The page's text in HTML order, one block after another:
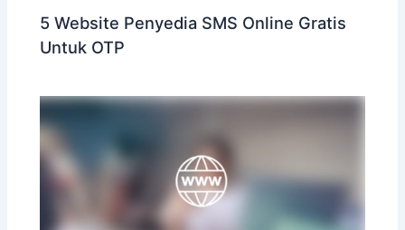
5 Website Penyedia SMS Online Gratis
Untuk OTP